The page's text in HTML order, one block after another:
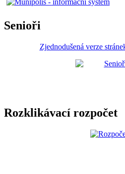
Senioři
Zjednodušená verze
Rozklikávací rozpočet